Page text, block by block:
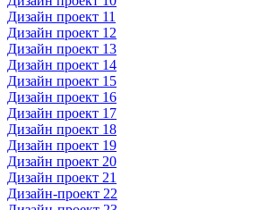
Дизайн проект 11
Дизайн проект 12
Дизайн проект 13
Дизайн проект 14
Дизайн проект 15
Дизайн проект 16
Дизайн проект 17
Дизайн проект 18
Дизайн проект 19
Дизайн проект 20
Дизайн проект 21
Дизайн-проект 22